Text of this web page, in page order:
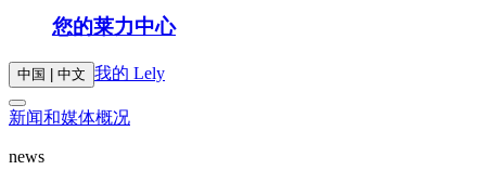
您的莱力中心
中国 | 中文 我的 Lely
新闻和媒体概况
news